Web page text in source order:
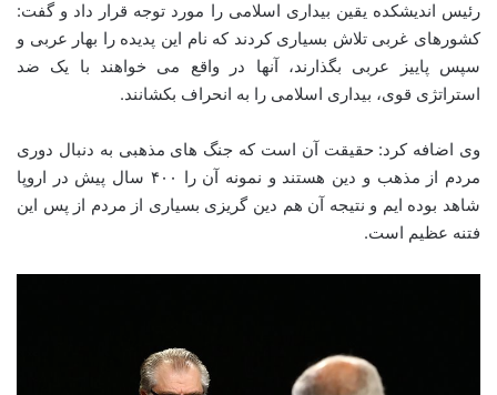
رئیس اندیشکده یقین بیداری اسلامی را مورد توجه قرار داد و گفت:
کشورهای غربی تلاش بسیاری کردند که نام این پدیده را بهار عربی و
سپس پاییز عربی بگذارند، آنها در واقع می خواهند با یک ضد
استراتژی قوی، بیداری اسلامی را به انحراف بکشانند.
وی اضافه کرد: حقیقت آن است که جنگ های مذهبی به دنبال دوری
مردم از مذهب و دین هستند و نمونه آن را ۴۰۰ سال پیش در اروپا
شاهد بوده ایم و نتیجه آن هم دین گریزی بسیاری از مردم از پس این
فتنه عظیم است.